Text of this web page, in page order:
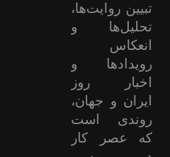
تبیین روایت‌ها،
تحلیل‌ها و
انعکاس
رویدادها و
اخبار روز
ایران و جهان،
روندی است
که عصر کار